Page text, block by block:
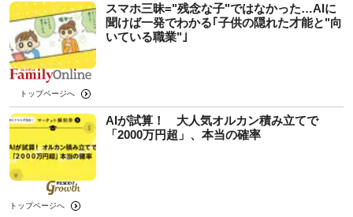
スマホ三昧="残念な子"ではなかった…AIに
聞けば一発でわかる｢子供の隠れた才能と"向
いている職業"｣
トップページへ
AIが試算！ 大人気オルカン積み立てで
「2000万円超」、本当の確率
トップページへ